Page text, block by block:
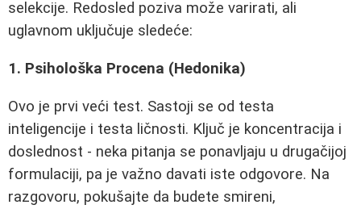
selekcije. Redosled poziva može varirati, ali
uglavnom uključuje sledeće:
1. Psihološka Procena (Hedonika)
Ovo je prvi veći test. Sastoji se od testa
inteligencije i testa ličnosti. Ključ je koncentracija i
doslednost - neka pitanja se ponavljaju u drugačijoj
formulaciji, pa je važno davati iste odgovore. Na
razgovoru, pokušajte da budete smireni,